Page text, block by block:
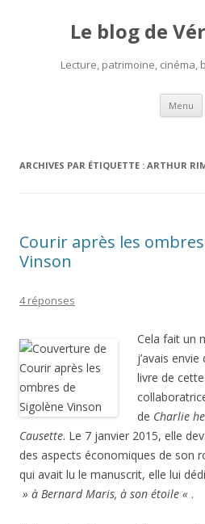
Le blog de
Lecture, patrimoine,
Menu
ARCHIVES PAR ÉTIQUETTE : ARTHUR
Courir après les
Vinson
4 réponses
Cela fait un
j’avais envie
livre de cette
de Charlie
Causette. Le 7 janvier 2015, elle
des aspects économiques de son
qui avait lu le manuscrit, elle lui
» à Bernard Maris, à son étoile « .